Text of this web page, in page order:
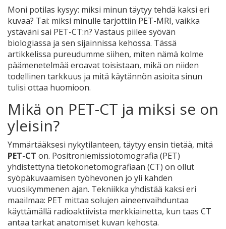
Moni potilas kysyy: miksi minun täytyy tehdä kaksi eri
kuvaa? Tai: miksi minulle tarjottiin PET-MRI, vaikka
ystäväni sai PET-CT:n? Vastaus piilee syövän
biologiassa ja sen sijainnissa kehossa. Tässä
artikkelissa pureudumme siihen, miten nämä kolme
päämenetelmää eroavat toisistaan, mikä on niiden
todellinen tarkkuus ja mitä käytännön asioita sinun
tulisi ottaa huomioon.
Mikä on PET-CT ja miksi se on
yleisin?
Ymmärtääksesi nykytilanteen, täytyy ensin tietää, mitä
PET-CT on. Positroniemissiotomografia (PET)
yhdistettynä tietokonetomografiaan (CT) on ollut
syöpäkuvaamisen työhevonen jo yli kahden
vuosikymmenen ajan. Tekniikka yhdistää kaksi eri
maailmaa: PET mittaa solujen aineenvaihduntaa
käyttämällä radioaktiivista merkkiainetta, kun taas CT
antaa tarkat anatomiset kuvan kehosta.